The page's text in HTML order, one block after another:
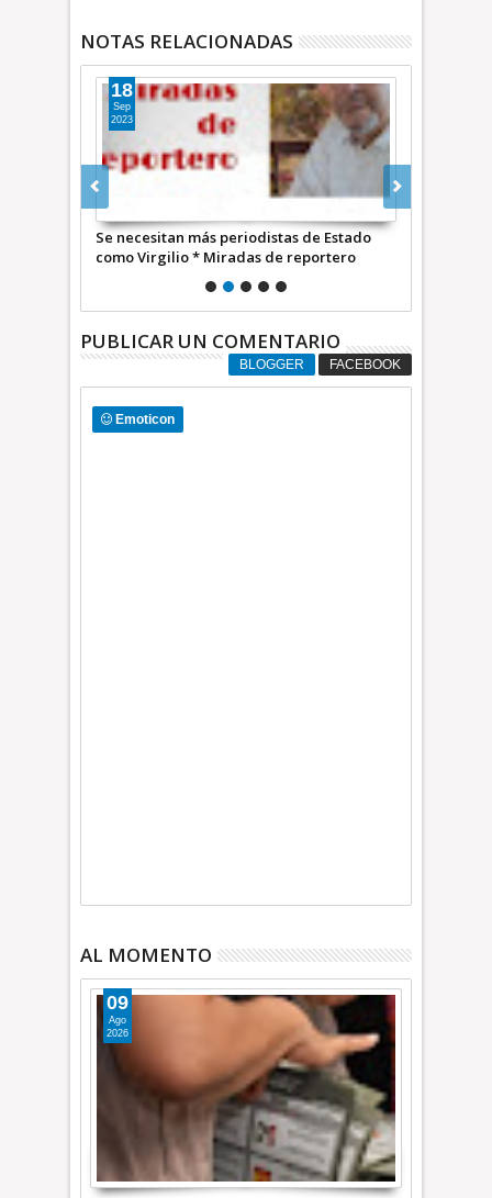
NOTAS RELACIONADAS
Se necesitan más periodistas de Estado
como Virgilio * Miradas de reportero
18
Sep
2023
PUBLICAR UN COMENTARIO
BLOGGER FACEBOOK
Emoticon
AL MOMENTO
09
Ago
2026